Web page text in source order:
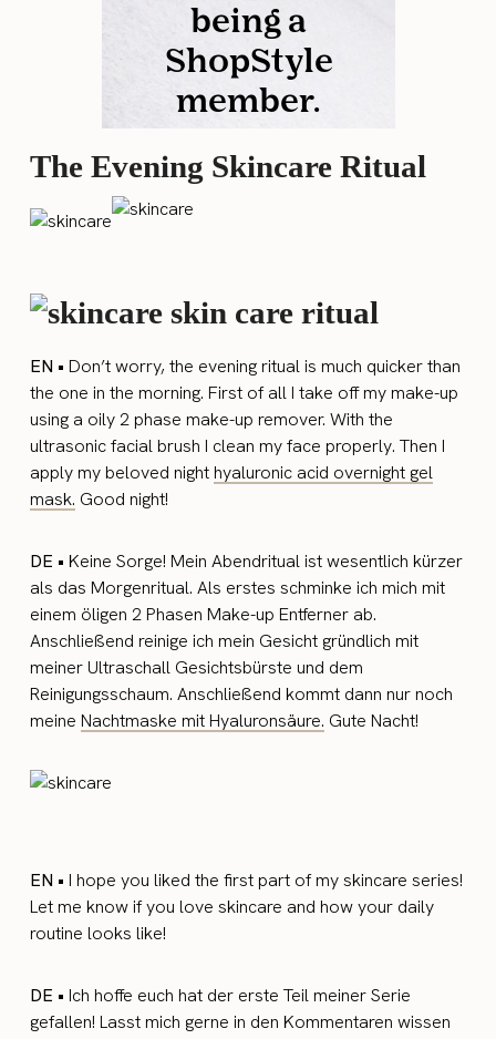
The Evening Skincare Ritual
EN • Don’t worry, the evening ritual is much quicker than
the one in the morning. First of all I take off my make-up
using a oily 2 phase make-up remover. With the
ultrasonic facial brush I clean my face properly. Then I
apply my beloved nighthyaluronic acid overnight gel
mask. Good night!
DE • Keine Sorge! Mein Abendritual ist wesentlich kürzer
als das Morgenritual. Als erstes schminke ich mich mit
einem öligen 2 Phasen Make-up Entferner ab.
Anschließend reinige ich mein Gesicht gründlich mit
meiner Ultraschall Gesichtsbürste und dem
Reinigungsschaum. Anschließend kommt dann nur noch
meineNachtmaske mit Hyaluronsäure. Gute Nacht!
EN •I hope you liked the first part of my skincare series!
Let me know if you love skincare and how your daily
routine looks like!
DE •Ich hoffe euch hat der erste Teil meiner Serie
gefallen! Lasst mich gerne in den Kommentaren wissen